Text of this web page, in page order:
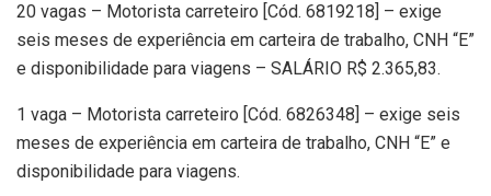
20 vagas – Motorista carreteiro [Cód. 6819218] – exige
seis meses de experiência em carteira de trabalho, CNH “E”
e disponibilidade para viagens – SALÁRIO R$ 2.365,83.
1 vaga – Motorista carreteiro [Cód. 6826348] – exige seis
meses de experiência em carteira de trabalho, CNH “E” e
disponibilidade para viagens.